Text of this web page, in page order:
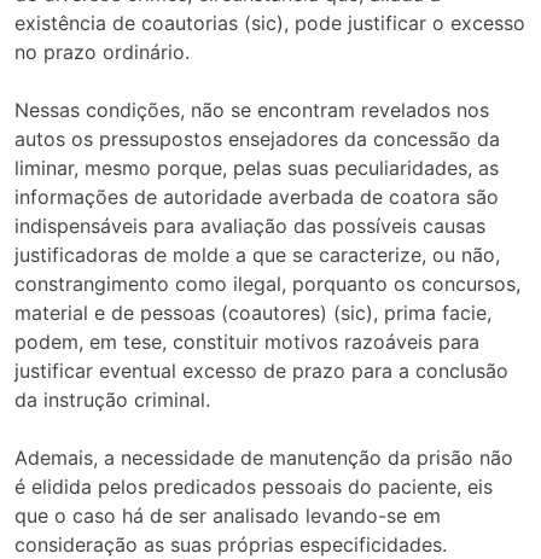
existência de coautorias (sic), pode justificar o excesso
no prazo ordinário.
Nessas condições, não se encontram revelados nos
autos os pressupostos ensejadores da concessão da
liminar, mesmo porque, pelas suas peculiaridades, as
informações de autoridade averbada de coatora são
indispensáveis para avaliação das possíveis causas
justificadoras de molde a que se caracterize, ou não,
constrangimento como ilegal, porquanto os concursos,
material e de pessoas (coautores) (sic), prima facie,
podem, em tese, constituir motivos razoáveis para
justificar eventual excesso de prazo para a conclusão
da instrução criminal.
Ademais, a necessidade de manutenção da prisão não
é elidida pelos predicados pessoais do paciente, eis
que o caso há de ser analisado levando-se em
consideração as suas próprias especificidades.